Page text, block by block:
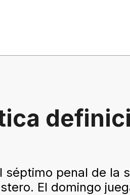
séptimo penal de la
El domingo